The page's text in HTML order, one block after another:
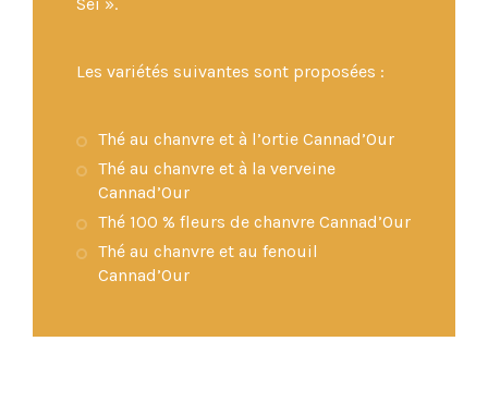
Les variétés suivantes sont proposées :
Thé au chanvre et à l’ortie Cannad’Our
Thé au chanvre et à la verveine
Cannad’Our
Thé 100 % fleurs de chanvre Cannad’Our
Thé au chanvre et au fenouil
Cannad’Our